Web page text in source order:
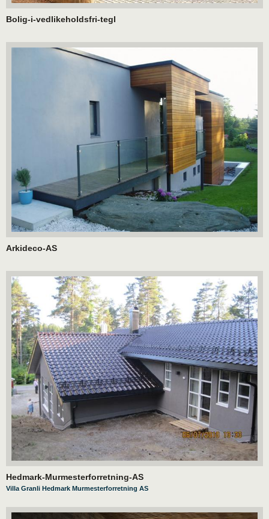
Bolig-i-vedlikeholdsfri-tegl
Arkideco-AS
Hedmark-Murmesterforretning-AS
Villa Granli Hedmark Murmesterforretning AS